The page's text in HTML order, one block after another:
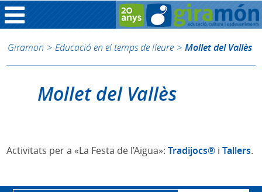
Giramon > Educació en el temps de lleure > Mollet del Vallès
Mollet del Vallès
Activitats per a «La Festa de l’Aigua»:Tradijocs® iTallers.